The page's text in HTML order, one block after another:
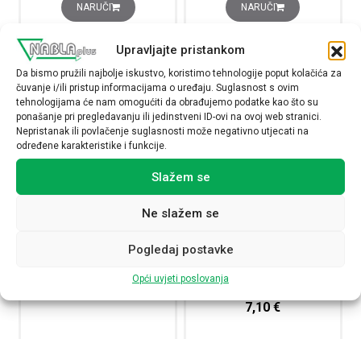
Upravljajte pristankom
Da bismo pružili najbolje iskustvo, koristimo tehnologije poput kolačića za
čuvanje i/ili pristup informacijama o uređaju. Suglasnost s ovim
tehnologijama će nam omogućiti da obrađujemo podatke kao što su
ponašanje pri pregledavanju ili jedinstveni ID-ovi na ovoj web stranici.
Nepristanak ili povlačenje suglasnosti može negativno utjecati na
određene karakteristike i funkcije.
Slažem se
Ne slažem se
Pogledaj postavke
Opći uvjeti poslovanja
NARUČI NARUČI
36 mm, sivi, EB 3-36/UKH
polni, razmak: 8.2 mm, srebrni,
7,10€